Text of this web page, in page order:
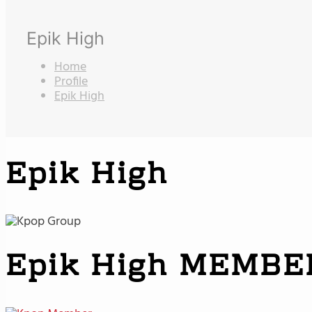
Epik High
Home
Profile
Epik High
Epik High
Epik High